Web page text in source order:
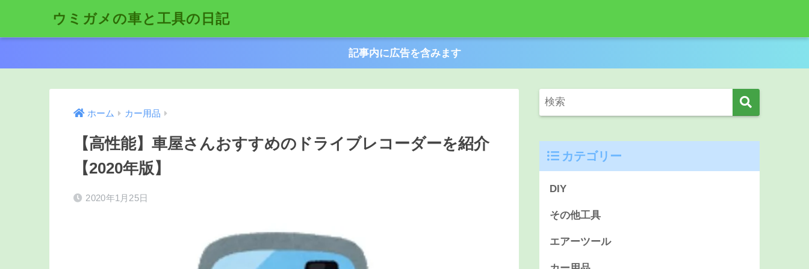
ウミガメの車と工具の日記
記事内に広告を含みます
ホーム カー用品
【高性能】車屋さんおすすめのドライブレコーダーを紹介
【2020年版】
2020年1月25日
カテゴリー
DIY
その他工具
エアーツール